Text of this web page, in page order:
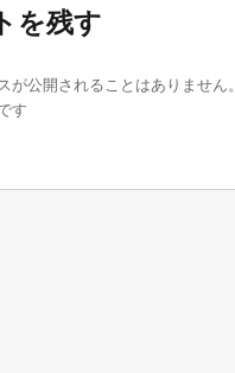
を残す
が公開されることはありません。
す